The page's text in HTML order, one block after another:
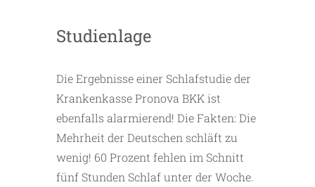
Studienlage
Die Ergebnisse einer Schlafstudie der
Krankenkasse Pronova BKK ist
ebenfalls alarmierend! Die Fakten: Die
Mehrheit der Deutschen schläft zu
wenig! 60 Prozent fehlen im Schnitt
fünf Stunden Schlaf unter der Woche.